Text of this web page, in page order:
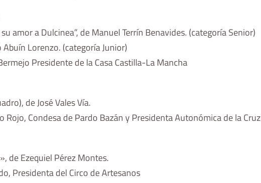
amor a Dulcinea”, de Manuel Terrín Benavides. (categoría Senior)
Lorenzo. (categoría Junior)
Presidente de la Casa Castilla-La Mancha
de José Vales Vía.
Rojo, Condesa de Pardo Bazán y Presidenta Autonómica de la
de Ezequiel Pérez Montes.
Presidenta del Circo de Artesanos